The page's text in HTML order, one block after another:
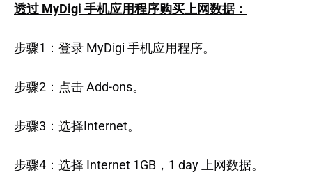
透过 MyDigi 手机应用程序购买上网数据：
步骤1：登录 MyDigi 手机应用程序。
步骤2：点击 Add-ons。
步骤3：选择Internet。
步骤4：选择 Internet 1GB，1 day 上网数据。